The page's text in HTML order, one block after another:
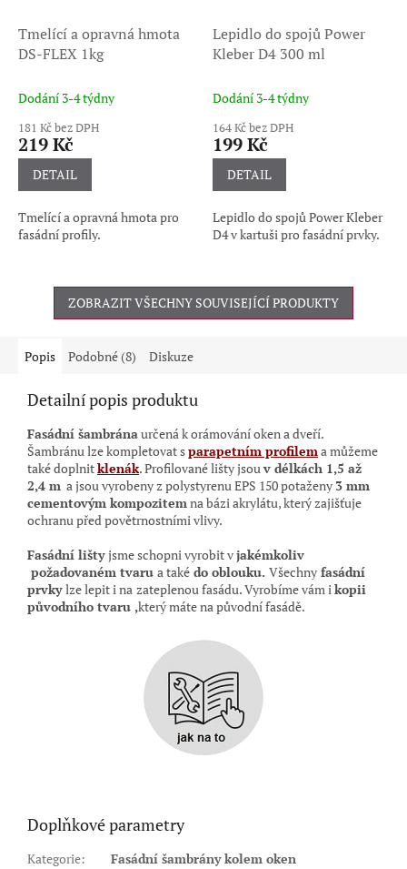
Tmelící a opravná hmota
DS-FLEX 1kg
Dodání 3-4 týdny
181 Kč bez DPH
219 Kč
DETAIL
Tmelící a opravná hmota pro
fasádní profily.
Lepidlo do spojů Power
Kleber D4 300 ml
Dodání 3-4 týdny
164 Kč bez DPH
199 Kč
DETAIL
Lepidlo do spojů Power Kleber
D4 v kartuši pro fasádní prvky.
ZOBRAZIT VŠECHNY SOUVISEJÍCÍ PRODUKTY
Popis Podobné (8) Diskuze
Detailní popis produktu
Fasádní šambránaurčená k orámování oken a dveří.
Šambránu lze kompletovat sparapetním profilema můžeme
také doplnitklenák. Profilované lišty jsouv délkách 1,5 až
2,4 m a jsou vyrobeny z polystyrenu EPS 150 potaženy 3 mm
cementovým kompozitemna bázi akrylátu, který zajišťuje
ochranu před povětrnostními vlivy.
Fasádní lištyjsme schopni vyrobit vjakémkoliv
požadovaném tvaru a také do oblouku. Všechny fasádní
prvky lze lepit i na zateplenou fasádu. Vyrobíme vám ikopii
původního tvaru ,který máte na původnífasádě.
Doplňkové parametry
Kategorie:
Fasádní šambrány kolem oken